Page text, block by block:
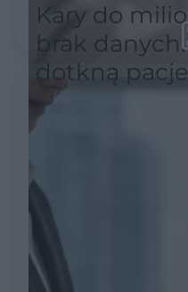
Kary do
brak
dotkną
służbę